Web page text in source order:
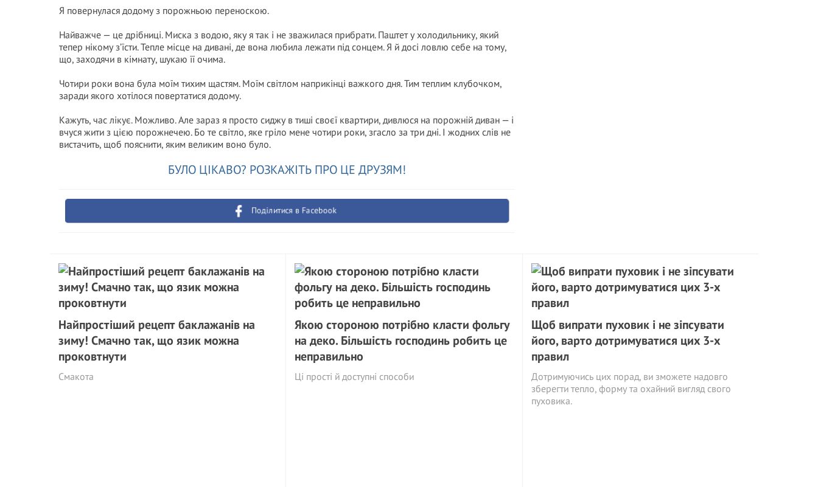
Я повернулася додому з порожньою переноскою.
Найважче — це дрібниці. Миска з водою, яку я так і не зважилася прибрати. Паштет у холодильнику, який
тепер нікому з’їсти. Тепле місце на дивані, де вона любила лежати під сонцем. Я й досі ловлю себе на тому,
що, заходячи в кімнату, шукаю її очима.
Чотири роки вона була моїм тихим щастям. Моїм світлом наприкінці важкого дня. Тим теплим клубочком,
заради якого хотілося повертатися додому.
Кажуть, час лікує. Можливо. Але зараз я просто сиджу в тиші своєї квартири, дивлюся на порожній диван — і
вчуся жити з цією порожнечею. Бо те світло, яке гріло мене чотири роки, згасло за три дні. І жодних слів не
вистачить, щоб пояснити, яким великим воно було.
БУЛО ЦІКАВО? РОЗКАЖІТЬ ПРО ЦЕ ДРУЗЯМ!
Поділитися в Facebook
Найпростіший рецепт баклажанів на
зиму! Смачно так, що язик можна
проковтнути
Смакота
Якою стороною потрібно класти фольгу
на деко. Більшість господинь робить це
неправильно
Ці прості й доступні способи
Щоб випрати пуховик і не зіпсувати
його, варто дотримуватися цих 3-х
правил
Дотримуючись цих порад, ви зможете надовго
зберегти тепло, форму та охайний вигляд свого
пуховика.